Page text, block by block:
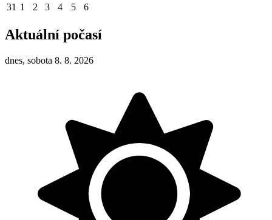
31 1 2 3 4 5 6
Aktuální počasí
dnes, sobota 8. 8. 2026